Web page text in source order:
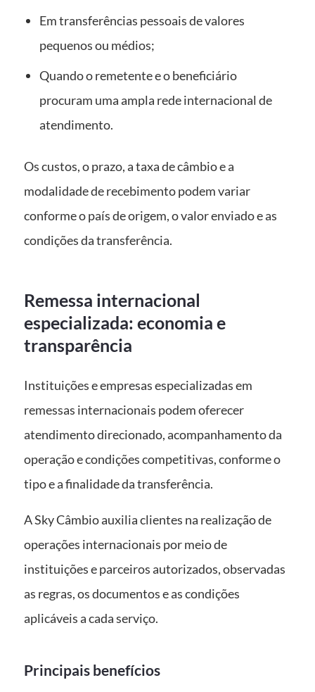
Em transferências pessoais de valores
pequenos ou médios;
Quando o remetente e o beneficiário
procuram uma ampla rede internacional de
atendimento.
Os custos, o prazo, a taxa de câmbio e a
modalidade de recebimento podem variar
conforme o país de origem, o valor enviado e as
condições da transferência.
Remessa internacional
especializada: economia e
transparência
Instituições e empresas especializadas em
remessas internacionais podem oferecer
atendimento direcionado, acompanhamento da
operação e condições competitivas, conforme o
tipo e a finalidade da transferência.
A Sky Câmbio auxilia clientes na realização de
operações internacionais por meio de
instituições e parceiros autorizados, observadas
as regras, os documentos e as condições
aplicáveis a cada serviço.
Principais benefícios